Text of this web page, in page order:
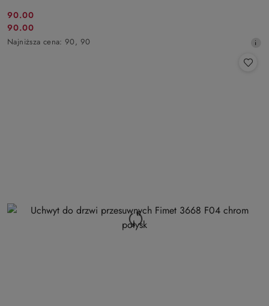
Cena
promocyjna:
90.00
Cena
promocyjna:
90.00
Najniższa
Najniższa cena: 90, 90